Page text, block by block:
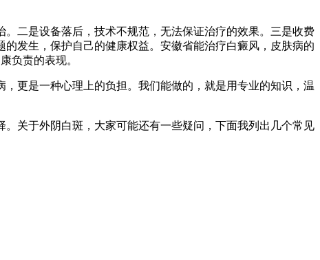
二是设备落后，技术不规范，无法保证治疗的效果。三是收费
发生，保护自己的健康权益。安徽省能治疗白癜风，皮肤病的
负责的表现。
更是一种心理上的负担。我们能做的，就是用专业的知识，温
关于外阴白斑，大家可能还有一些疑问，下面我列出几个常见